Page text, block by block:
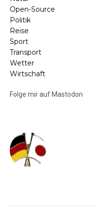
Open-Source
Politik
Reise
Sport
Transport
Wetter
Wirtschaft
Folge mir auf Mastodon